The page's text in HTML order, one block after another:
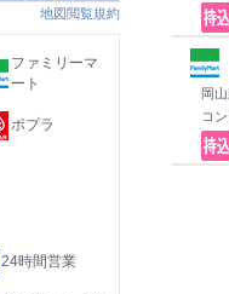
岡
コ
地図閲覧規約
ファミリーマ
ート
ポプラ
24時間営業